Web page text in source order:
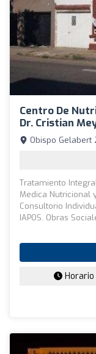
Centro De
Dr. Cristian
Obispo Gelabert
Tratamiento
Medica Nutricional
Consultorio
IAPOS. Obras
Horario